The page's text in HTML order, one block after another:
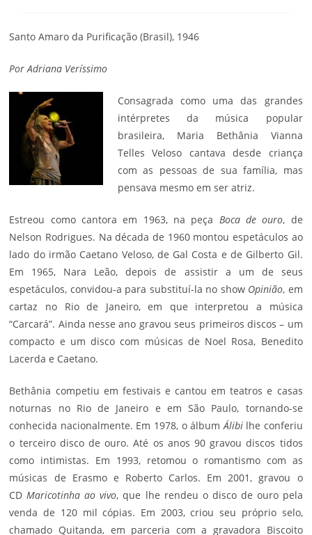
Santo Amaro da Purificação (Brasil), 1946
PorAdriana Veríssimo
Consagrada como uma das grandes
intérpretes da música popular
brasileira, Maria Bethânia Vianna
Telles Veloso cantava desde criança
com as pessoas de sua família, mas
pensava mesmo em ser atriz.
Estreou como cantora em 1963, na peça Boca de ouro, de
Nelson Rodrigues. Na década de 1960 montou espetáculos ao
lado do irmão Caetano Veloso, de Gal Costa e de Gilberto Gil.
Em 1965, Nara Leão, depois de assistir a um de seus
espetáculos, convidou-a para substituí-la no show Opinião, em
cartaz no Rio de Janeiro, em que interpretou a música
“Carcará”. Ainda nesse ano gravou seus primeiros discos – um
compacto e um disco com músicas de Noel Rosa, Benedito
Lacerda e Caetano.
Bethânia competiu em festivais e cantou em teatros e casas
noturnas no Rio de Janeiro e em São Paulo, tornando-se
conhecida nacionalmente. Em 1978, o álbumÁlibi lhe conferiu
o terceiro disco de ouro. Até os anos 90 gravou discos tidos
como intimistas. Em 1993, retomou o romantismo com as
músicas de Erasmo e Roberto Carlos. Em 2001, gravou o
CDMaricotinha ao vivo, que lhe rendeu o disco de ouro pela
venda de 120 mil cópias. Em 2003, criou seu próprio selo,
chamado Quitanda, em parceria com a gravadora Biscoito